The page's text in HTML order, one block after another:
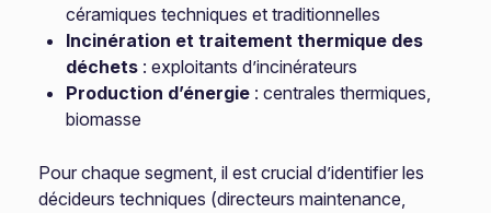
céramiques techniques et traditionnelles
Incinération et traitement thermique des
déchets : exploitants d’incinérateurs
Production d’énergie : centrales thermiques,
biomasse
Pour chaque segment, il est crucial d’identifier les
décideurs techniques (directeurs maintenance,